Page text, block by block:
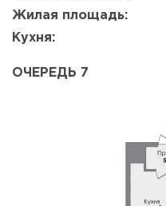
Жилая площадь:
Кухня:
ОЧЕРЕДЬ 7